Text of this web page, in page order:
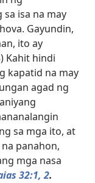
isa na may
Gayundin,
ito ay
) Kahit hindi
kapatid na may
agad ng
sa mga ito, at
panahon,
mga nasa
32:1, 2.